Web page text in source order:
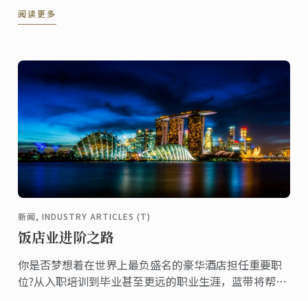
阅读更多
新闻, INDUSTRY ARTICLES (T)
饭店业进阶之路
你是否梦想着在世界上最负盛名的豪华酒店担任重要职
位?从入职培训到毕业甚至更远的职业生涯，蓝带将帮助